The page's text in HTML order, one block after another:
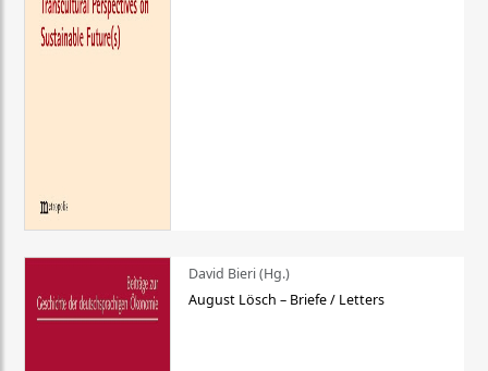
David Bieri (Hg.)
August Lösch – Briefe / Letters